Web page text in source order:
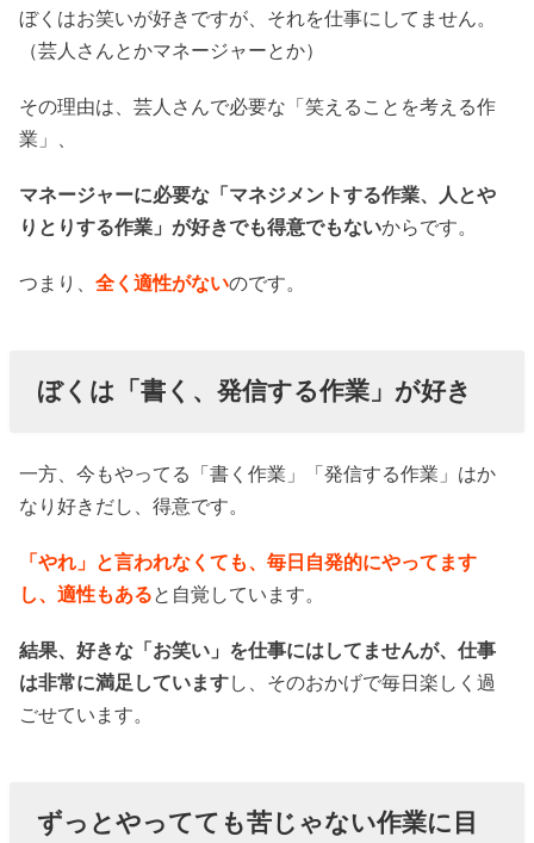
ぼくはお笑いが好きですが、それを仕事にしてません。
（芸人さんとかマネージャーとか）
その理由は、芸人さんで必要な「笑えることを考える作
業」、
マネージャーに必要な「マネジメントする作業、人とや
りとりする作業」が好きでも得意でもないからです。
つまり、全く適性がないのです。
ぼくは「書く、発信する作業」が好き
一方、今もやってる「書く作業」「発信する作業」はか
なり好きだし、得意です。
「やれ」と言われなくても、毎日自発的にやってます
し、適性もあると自覚しています。
結果、好きな「お笑い」を仕事にはしてませんが、仕事
は非常に満足していますし、そのおかげで毎日楽しく過
ごせています。
ずっとやってても苦じゃない作業に目